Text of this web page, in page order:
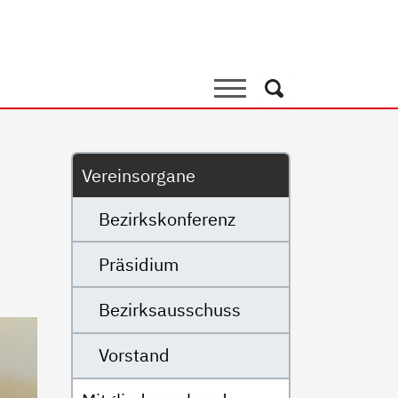
Suche
Suche
Untermenü
Vereinsorgane
Bezirkskonferenz
Präsidium
Bezirksausschuss
Vorstand